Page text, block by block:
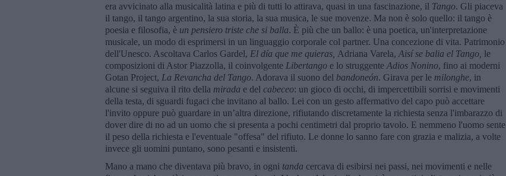
era avvicinato alla musicalità latina e più di tutti lo attirava, quasi in una fascinazione, il Tango. Gli piaceva
il tango, il tango argentino, la sua storia, la sua musica, le sue movenze. Ma non è solo quello: il tango è
poesia e filosofia, è un pensiero triste che si balla. È più che un ballo: è una poetica, un'interpretazione
musicale, un modo di esprimersi in un linguaggio corporale col partner. Una concezione di vita. Patrimonio
dell'Unesco. Ascoltava Carlos Gardel, El día que me quieras, Adriana Varela, Aisí se balia el Tango, le
composizioni di Astor Piazzolla, il coinvolgente Libertango e lo struggente Adios Nonino, fino ai moderni
Gotan Project, La Revancha del Tango. Adorava il suono del bandoneón. Girava per le milonghe, in
alcune si seguiva il rito della mirada e del cabeceo: un gioco di occhi, di impercettibili sorrisi e movimenti
della testa, di sguardi fugaci che invitano al ballo. Lei con un gesto affermativo del capo può accettare
l'invito oppure può guardare in un’altra direzione, rifiutando discretamente la richiesta senza l'imbarazzo di
dover dire di no ad un uomo che si presenta a pochi centimetri dal proprio tavolo. E nemmeno l'uomo sente
il peso della richiesta e l'eventuale "offesa" del rifiuto. Le donne lo sanno fare con grazia e malizia, a volte
invece gli uomini puntano, sono pesanti e insistenti.
Mano a mano che diventava più bravo, in ogni tanda cercava di esibirsi nei passi, nei movimenti e nelle